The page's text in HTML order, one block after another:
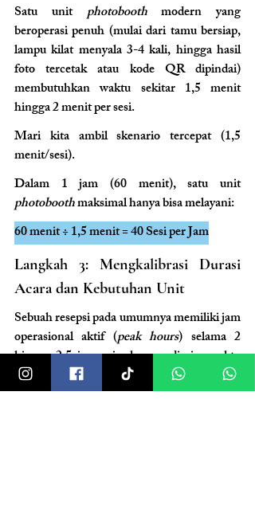
Satu unit photobooth modern yang
beroperasi penuh (mulai dari tamu bersiap,
lampu kilat menyala 3-4 kali, hingga hasil
foto tercetak atau kode QR dipindai)
membutuhkan waktu sekitar 1,5 menit
hingga 2 menit per sesi.
Mari kita ambil skenario tercepat (1,5
menit/sesi).
Dalam 1 jam (60 menit), satu unit
photobooth maksimal hanya bisa melayani:
60 menit ÷ 1,5 menit = 40 Sesi per Jam
Langkah 3: Mengkalibrasi Durasi
Acara dan Kebutuhan Unit
Sebuah resepsi pada umumnya memiliki jam
operasional aktif (peak hours) selama 2
hingga 2,5 jam saja, karena di sisa waktu
acara, tamu akan fokus pada prosesi
pemotongan kue, ramah tamah, dan